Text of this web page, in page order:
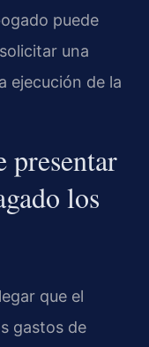
puede
una
ejecución de la
presentar
los
que el
gastos de